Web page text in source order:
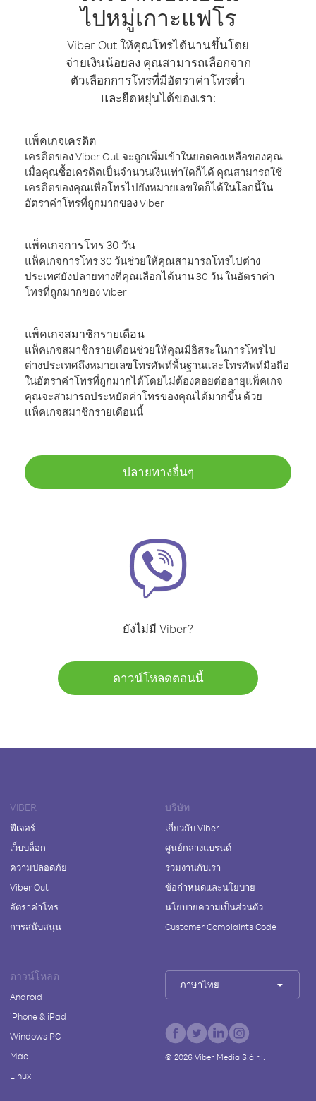
ไปหมู่เกาะแฟโร
Viber Out ให้คุณโทรได้นานขึ้นโดย
จ่ายเงินน้อยลง คุณสามารถเลือกจาก
ตัวเลือกการโทรที่มีอัตราค่าโทรต่ำ
และยืดหยุ่นได้ของเรา:
แพ็คเกจเครดิต
เครดิตของ Viber Out จะถูกเพิ่มเข้าในยอดคงเหลือของคุณ
เมื่อคุณซื้อเครดิตเป็นจำนวนเงินเท่าใดก็ได้ คุณสามารถใช้
เครดิตของคุณเพื่อโทรไปยังหมายเลขใดก็ได้ในโลกนี้ใน
อัตราค่าโทรที่ถูกมากของ Viber
แพ็คเกจการโทร 30 วัน
แพ็คเกจการโทร 30 วันช่วยให้คุณสามารถโทรไปต่าง
ประเทศยังปลายทางที่คุณเลือกได้นาน 30 วัน ในอัตราค่า
โทรที่ถูกมากของ Viber
แพ็คเกจสมาชิกรายเดือน
แพ็คเกจสมาชิกรายเดือนช่วยให้คุณมีอิสระในการโทรไป
ต่างประเทศถึงหมายเลขโทรศัพท์พื้นฐานและโทรศัพท์มือถือ
ในอัตราค่าโทรที่ถูกมากได้โดยไม่ต้องคอยต่ออายุแพ็คเกจ
คุณจะสามารถประหยัดค่าโทรของคุณได้มากขึ้น ด้วย
แพ็คเกจสมาชิกรายเดือนนี้
ปลายทางอื่นๆ
ยังไม่มี Viber?
ดาวน์โหลดตอนนี้
VIBER
ฟีเจอร์
เว็บบล็อก
ความปลอดภัย
Viber Out
อัตราค่าโทร
การสนับสนุน
บริษัท
เกี่ยวกับ Viber
ศูนย์กลางแบรนด์
ร่วมงานกับเรา
ข้อกำหนดและนโยบาย
นโยบายความเป็นส่วนตัว
Customer Complaints Code
ดาวน์โหลด
Android
iPhone & iPad
Windows PC
Mac
Linux
ภาษาไทย
© 2026Viber Media S.à r.l.